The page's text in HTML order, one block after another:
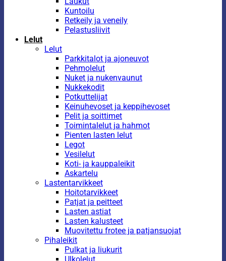
Kuntoilu
Retkeily ja veneily
Pelastusliivit
Lelut
Lelut
Parkkitalot ja ajoneuvot
Pehmolelut
Nuket ja nukenvaunut
Nukkekodit
Potkuttelijat
Keinuhevoset ja keppihevoset
Pelit ja soittimet
Toimintalelut ja hahmot
Pienten lasten lelut
Legot
Vesilelut
Koti- ja kauppaleikit
Askartelu
Lastentarvikkeet
Hoitotarvikkeet
Patjat ja peitteet
Lasten astiat
Lasten kalusteet
Muovitettu frotee ja patjansuojat
Pihaleikit
Pulkat ja liukurit